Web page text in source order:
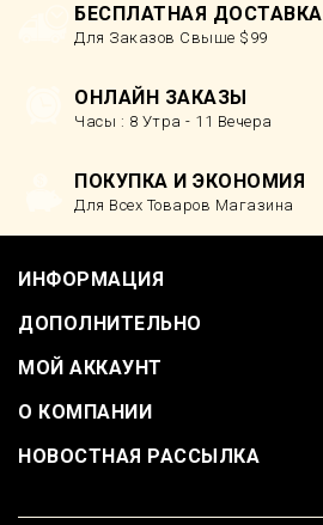
БЕСПЛАТНАЯ ДОСТАВКА
Для Заказов Свыше $99
ОНЛАЙН ЗАКАЗЫ
Часы : 8 Утра - 11 Вечера
ПОКУПКА И ЭКОНОМИЯ
Для Всех Товаров Магазина
ИНФОРМАЦИЯ
ДОПОЛНИТЕЛЬНО
МОЙ АККАУНТ
О КОМПАНИИ
НОВОСТНАЯ РАССЫЛКА